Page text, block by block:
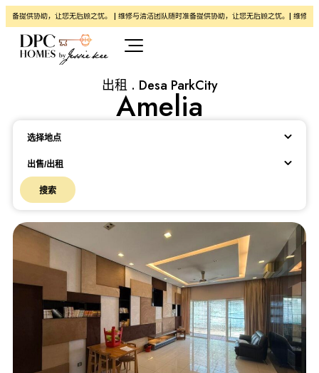
备提供协助，让您无后顾之忧。 | 维修与清洁团队随时准备提供协助，让您无后顾之忧。| 维修与
出租 . Desa ParkCity
Amelia
Location
选择地点
出售/出租
搜索